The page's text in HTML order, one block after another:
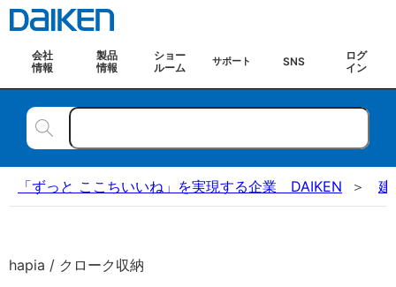
会社
情報
製品
情報
ショー
ルーム
サポート SNS
ログ
イン
「ずっと ここちいいね」を実現する企業 DAIKEN 建
hapia / クローク収納